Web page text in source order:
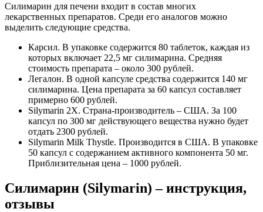
Силимарин для печени входит в состав многих
лекарственных препаратов. Среди его аналогов можно
выделить следующие средства.
Карсил. В упаковке содержится 80 таблеток, каждая из
которых включает 22,5 мг силимарина. Средняя
стоимость препарата – около 300 рублей.
Легалон. В одной капсуле средства содержится 140 мг
силимарина. Цена препарата за 60 капсул составляет
примерно 600 рублей.
Silymarin 2Х. Страна-производитель – США. За 100
капсул по 300 мг действующего вещества нужно будет
отдать 2300 рублей.
Silymarin Milk Thystle. Производится в США. В упаковке
50 капсул с содержанием активного компонента 50 мг.
Приблизительная цена – 1000 рублей.
Силимарин (Silymarin) – инструкция,
отзывы